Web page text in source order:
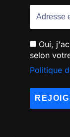
Oui,
selon
Politique